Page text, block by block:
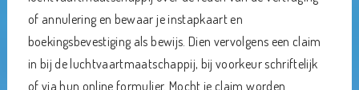
of annulering en bewaar je instapkaart en
boekingsbevestiging als bewijs. Dien vervolgens een claim
in bij de luchtvaartmaatschappij, bij voorkeur schriftelijk
of via hun online formulier. Mocht je claim worden